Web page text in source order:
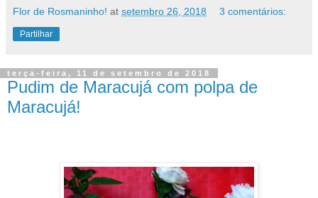
Flor de Rosmaninho! at setembro 26, 2018 3 comentários:
Partilhar
terça-feira, 11 de setembro de 2018
Pudim de Maracujá com polpa de
Maracujá!